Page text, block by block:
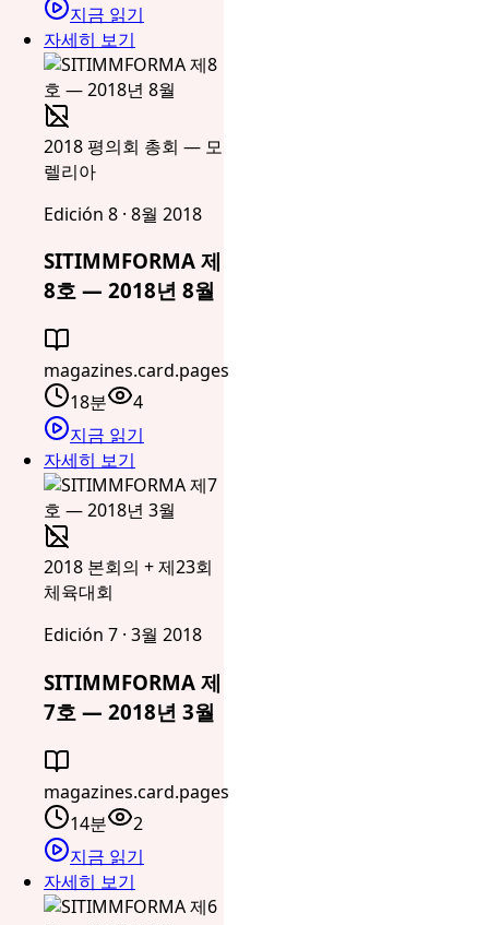
지금 읽기
자세히 보기
2018 평의회 총회 — 모
렐리아
Edición 8 · 8월 2018
SITIMMFORMA 제
8호 — 2018년 8월
magazines.card.pages
18분
4
지금 읽기
자세히 보기
2018 본회의 + 제23회
체육대회
Edición 7 · 3월 2018
SITIMMFORMA 제
7호 — 2018년 3월
magazines.card.pages
14분
2
지금 읽기
자세히 보기